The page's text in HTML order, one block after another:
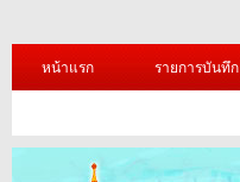
หน้าแรก รายการบันทึก